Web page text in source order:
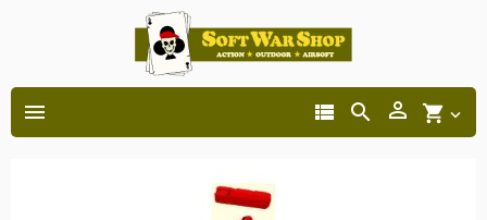
 shopping_cart 


